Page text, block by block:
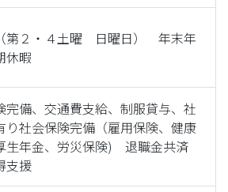
第２・４土曜 日曜日） 年末年
暇
完備、交通費支給、制服貸与、社
り社会保険完備（雇用保険、健康
生年金、労災保険) 退職金共済
支援